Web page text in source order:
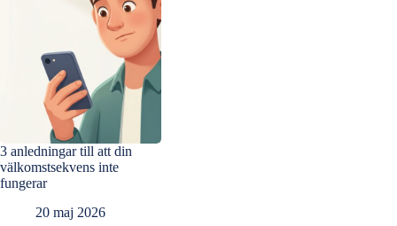
3 anledningar till att din
välkomstsekvens inte
fungerar
20 maj 2026